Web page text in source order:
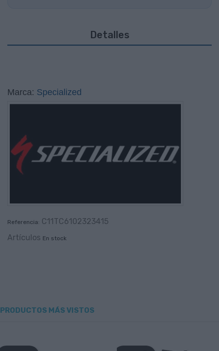
Detalles
Marca: Specialized
Referencia: C11TC6102323415
Artículos En stock
PRODUCTOS MÁS VISTOS